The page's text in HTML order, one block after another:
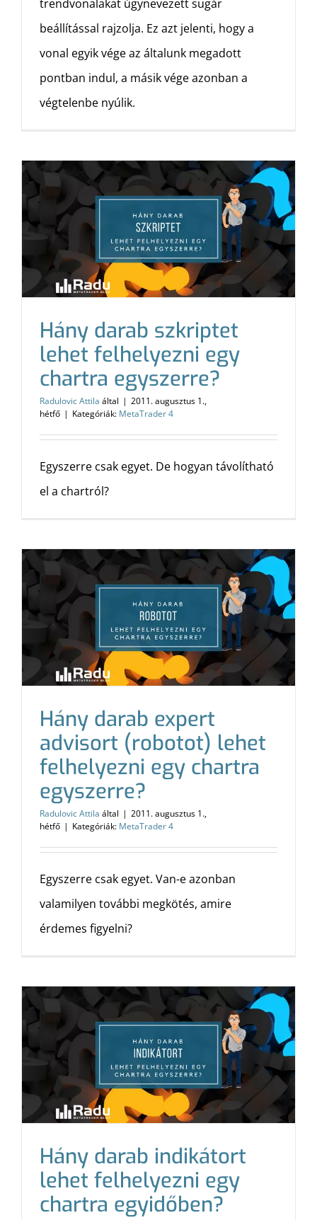
trendvonalakat úgynevezett sugár
beállítással rajzolja. Ez azt jelenti, hogy a
vonal egyik vége az általunk megadott
pontban indul, a másik vége azonban a
végtelenbe nyúlik.
Hány darab szkriptet
lehet felhelyezni egy
chartra egyszerre?
Radulovic Attila által | 2011. augusztus 1.,
hétfő | Kategóriák: MetaTrader 4
Egyszerre csak egyet. De hogyan távolítható
el a chartról?
Hány darab expert
advisort (robotot) lehet
felhelyezni egy chartra
egyszerre?
Radulovic Attila által | 2011. augusztus 1.,
hétfő | Kategóriák: MetaTrader 4
Egyszerre csak egyet. Van-e azonban
valamilyen további megkötés, amire
érdemes figyelni?
Hány darab indikátort
lehet felhelyezni egy
chartra egyidőben?